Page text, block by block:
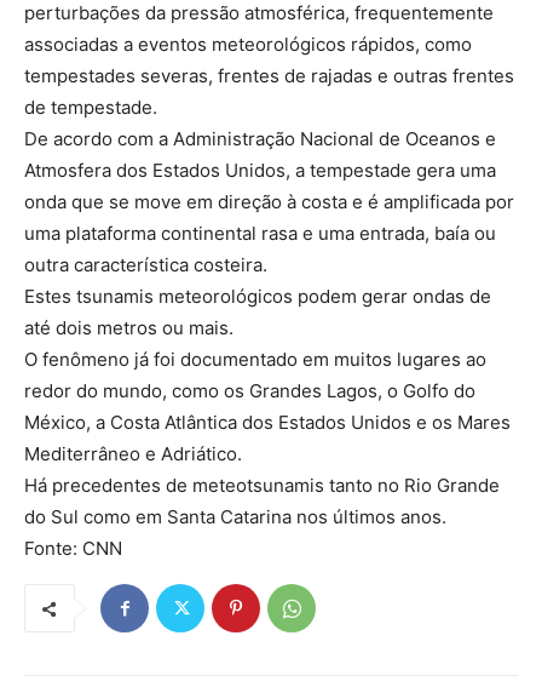
perturbações da pressão atmosférica, frequentemente
associadas a eventos meteorológicos rápidos, como
tempestades severas, frentes de rajadas e outras frentes
de tempestade.
De acordo com a Administração Nacional de Oceanos e
Atmosfera dos Estados Unidos, a tempestade gera uma
onda que se move em direção à costa e é amplificada por
uma plataforma continental rasa e uma entrada, baía ou
outra característica costeira.
Estes tsunamis meteorológicos podem gerar ondas de
até dois metros ou mais.
O fenômeno já foi documentado em muitos lugares ao
redor do mundo, como os Grandes Lagos, o Golfo do
México, a Costa Atlântica dos Estados Unidos e os Mares
Mediterrâneo e Adriático.
Há precedentes de meteotsunamis tanto no Rio Grande
do Sul como em Santa Catarina nos últimos anos.
Fonte: CNN